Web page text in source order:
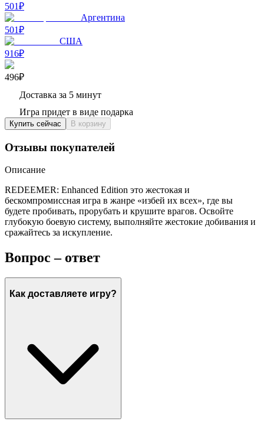
501₽
Аргентина
501₽
США
916₽
496₽
Доставка за 5 минут
Игра придет в виде подарка
Купить сейчас В корзину
Отзывы покупателей
Описание
REDEEMER: Enhanced Edition это жестокая и
бескомпромиссная игра в жанре «избей их всех», где вы
будете пробивать, прорубать и крушите врагов. Освойте
глубокую боевую систему, выполняйте жестокие добивания и
сражайтесь за искупление.
Вопрос – ответ
Как доставляете игру?